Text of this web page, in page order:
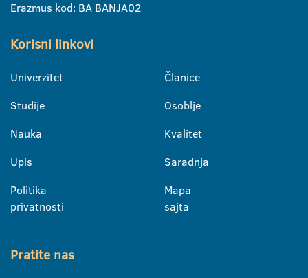
Erazmus kod: BA BANJA02
Korisni linkovi
Univerzitet
Studije
Nauka
Upis
Politika
privatnosti
Članice
Osoblje
Kvalitet
Saradnja
Mapa
sajta
Pratite nas